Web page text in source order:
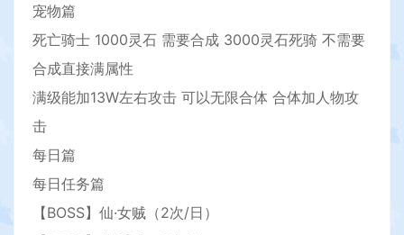
宠物篇
死亡骑士 1000灵石 需要合成 3000灵石死骑 不需要
合成直接满属性
满级能加13W左右攻击 可以无限合体 合体加人物攻
击
每日篇
每日任务篇
【BOSS】仙·女贼（2次/日）